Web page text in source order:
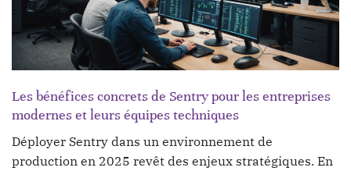
Les bénéfices concrets de Sentry pour les entreprises
modernes et leurs équipes techniques
Déployer Sentry dans un environnement de
production en 2025 revêt des enjeux stratégiques. En